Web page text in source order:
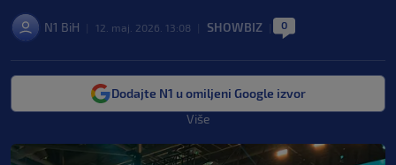
N1 BiH 12. maj. 2026. 13:08 SHOWBIZ 0
Dodajte N1 u omiljeni Google izvor
Više